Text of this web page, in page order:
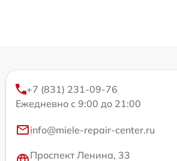
+7 (831) 231-09-76
Ежедневно с 9:00 до 21:00
info@miele-repair-center.ru
Проспект Ленина, 33